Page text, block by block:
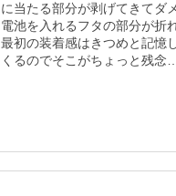
に当たる部分が剥げてきてダ
電池を入れるフタの部分が折
最初の装着感はきつめと記憶
くるのでそこがちょっと残念…